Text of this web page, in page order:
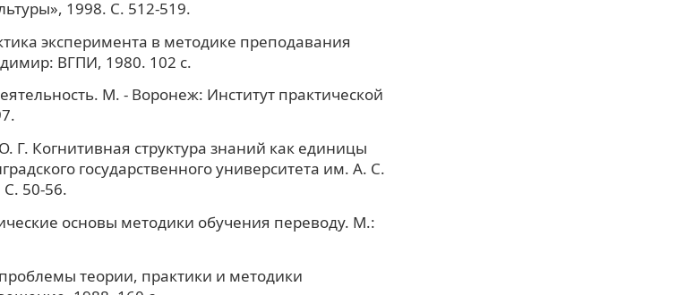
1998. С. 512-519.
эксперимента в методике преподавания
ВГПИ, 1980. 102 с.
М. - Воронеж: Институт практической
Г. Когнитивная структура знаний как единицы
государственного университета им. А. С.
50-56.
основы методики обучения переводу. М.:
теории, практики и методики